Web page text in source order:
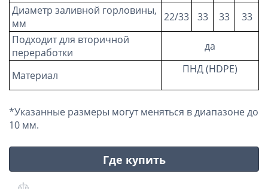
Диаметр заливной горловины,
мм
22/33 33 33
33
Подходит для вторичной
переработки
да
Материал ПНД (HDPE)
*Указанные размеры могут меняться в диапазоне до
10 мм.
Где купить